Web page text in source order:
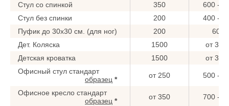
Стул со спинкой
350
600 -
Стул без спинки
200
400 -
Пуфик до 30x30 см. (для ног)
200
600
Дет. Коляска
1500
от
Детская кроватка
1500
от
Офисный стул стандарт
образец * от 250 500 -
Офисное кресло стандарт
образец * от 350 700 -